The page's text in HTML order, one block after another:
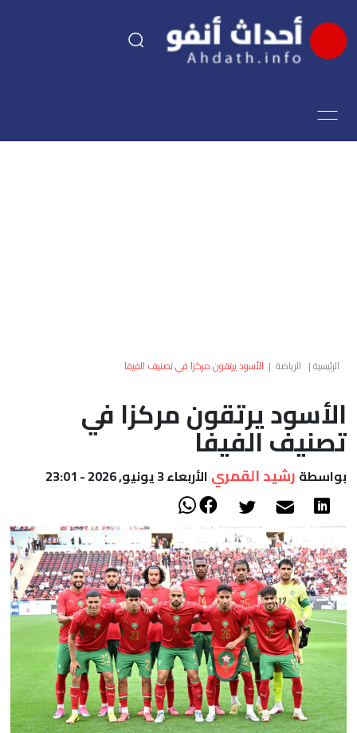
اقتصاد
العالم
أعمدة
الرئيسية| الرياضة | الأسود يرتقون مركزا في تصنيف الفيفا
الأسود يرتقون مركزا في
تصنيف الفيفا
بواسطة رشيد القمري الأربعاء 3 يونيو, 2026 - 23:01